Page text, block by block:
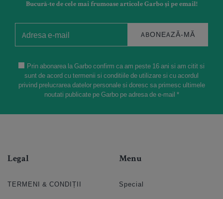
Bucură-te de cele mai frumoase articole Garbo și pe email!
ABONEAZĂ-MĂ
Prin abonarea la Garbo confirm ca am peste 16 ani si am citit si
sunt de acord cu termenii si conditiile de utilizare si cu acordul
privind prelucrarea datelor personale si doresc sa primesc ultimele
noutati publicate pe Garbo pe adresa de e-mail *
Legal
TERMENI & CONDIȚII
Menu
Special